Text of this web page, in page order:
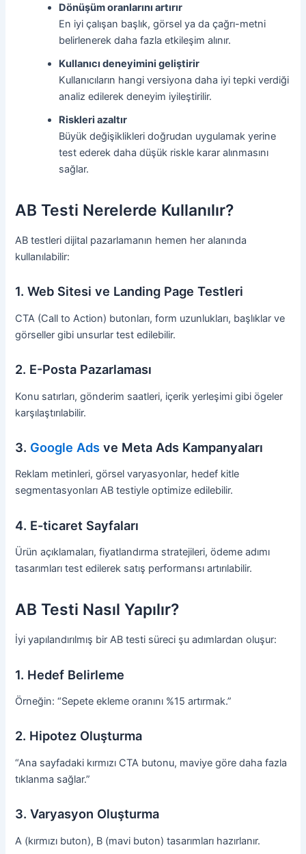
Dönüşüm oranlarını artırır
En iyi çalışan başlık, görsel ya da çağrı-metni
belirlenerek daha fazla etkileşim alınır.
Kullanıcı deneyimini geliştirir
Kullanıcıların hangi versiyona daha iyi tepki verdiği
analiz edilerek deneyim iyileştirilir.
Riskleri azaltır
Büyük değişiklikleri doğrudan uygulamak yerine
test ederek daha düşük riskle karar alınmasını
sağlar.
AB Testi Nerelerde Kullanılır?
AB testleri dijital pazarlamanın hemen her alanında
kullanılabilir:
1. Web Sitesi ve Landing Page Testleri
CTA (Call to Action) butonları, form uzunlukları, başlıklar ve
görseller gibi unsurlar test edilebilir.
2. E-Posta Pazarlaması
Konu satırları, gönderim saatleri, içerik yerleşimi gibi ögeler
karşılaştırılabilir.
3. Google Ads ve Meta Ads Kampanyaları
Reklam metinleri, görsel varyasyonlar, hedef kitle
segmentasyonları AB testiyle optimize edilebilir.
4. E-ticaret Sayfaları
Ürün açıklamaları, fiyatlandırma stratejileri, ödeme adımı
tasarımları test edilerek satış performansı artırılabilir.
AB Testi Nasıl Yapılır?
İyi yapılandırılmış bir AB testi süreci şu adımlardan oluşur:
1. Hedef Belirleme
Örneğin: “Sepete ekleme oranını %15 artırmak.”
2. Hipotez Oluşturma
“Ana sayfadaki kırmızı CTA butonu, maviye göre daha fazla
tıklanma sağlar.”
3. Varyasyon Oluşturma
A (kırmızı buton), B (mavi buton) tasarımları hazırlanır.